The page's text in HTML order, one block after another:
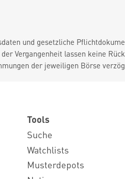
und gesetzliche
Vergangenheit lassen keine
der jeweiligen Börse
Tools
Suche
Watchlists
Musterdepots